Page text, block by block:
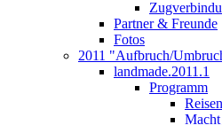
Partner & Freunde
Fotos
2011 "Aufbruch/
landmade.2011.1
Programm
Macht